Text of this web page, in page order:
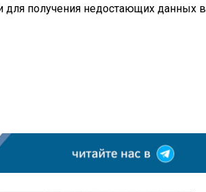
для получения недостающих данных в